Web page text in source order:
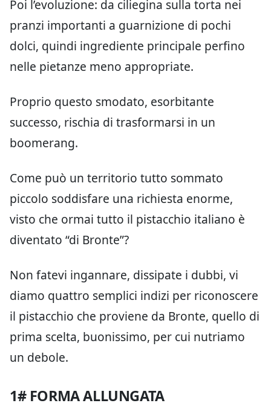
Poi l’evoluzione: da ciliegina sulla torta nei
pranzi importanti a guarnizione di pochi
dolci, quindi ingrediente principale perfino
nelle pietanze meno appropriate.
Proprio questo smodato, esorbitante
successo, rischia di trasformarsi in un
boomerang.
Come può un territorio tutto sommato
piccolo soddisfare una richiesta enorme,
visto che ormai tutto il pistacchio italiano è
diventato “di Bronte”?
Non fatevi ingannare, dissipate i dubbi, vi
diamo quattro semplici indizi per riconoscere
il pistacchio che proviene da Bronte, quello di
prima scelta, buonissimo, per cui nutriamo
un debole.
1# FORMA ALLUNGATA